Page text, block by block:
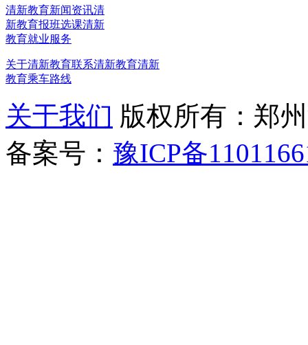
清新教育新闻资讯清
新教育报班选课清新
教育就业服务
关于清新教育联系清新教育清新
教育乘车路线
关于我们 版权所有：郑
备案号： 豫ICP备